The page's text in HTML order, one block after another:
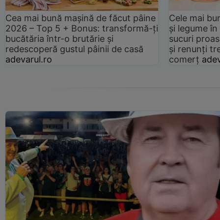
Cea mai bună mașină de făcut pâine
2026 – Top 5 + Bonus: transformă-ți
bucătăria într-o brutărie și
redescoperă gustul pâinii de casă
adevarul.ro
Cele mai
și legume
sucuri
și renunți
comerț